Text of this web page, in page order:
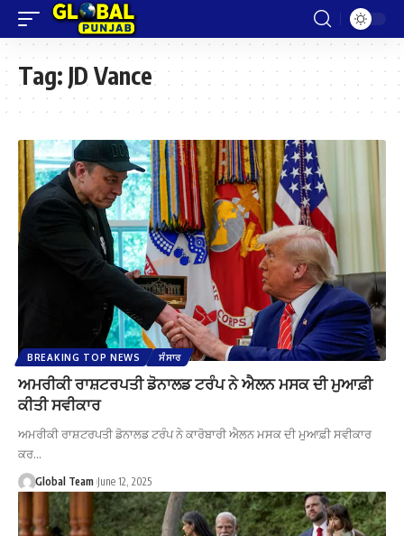
Tag: JD Vance
BREAKING TOP NEWS ਸੰਸਾਰ
ਅਮਰੀਕੀ ਰਾਸ਼ਟਰਪਤੀ ਡੋਨਾਲਡ ਟਰੰਪ ਨੇ ਐਲਨ ਮਸਕ ਦੀ ਮੁਆਫ਼ੀ
ਕੀਤੀ ਸਵੀਕਾਰ
ਅਮਰੀਕੀ ਰਾਸ਼ਟਰਪਤੀ ਡੋਨਾਲਡ ਟਰੰਪ ਨੇ ਕਾਰੋਬਾਰੀ ਐਲਨ ਮਸਕ ਦੀ ਮੁਆਫ਼ੀ ਸਵੀਕਾਰ
ਕਰ…
Global Team June 12, 2025